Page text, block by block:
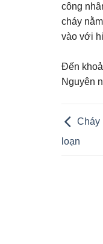
công
cháy
vào với
Đến
Nguyên
Cháy
loạn